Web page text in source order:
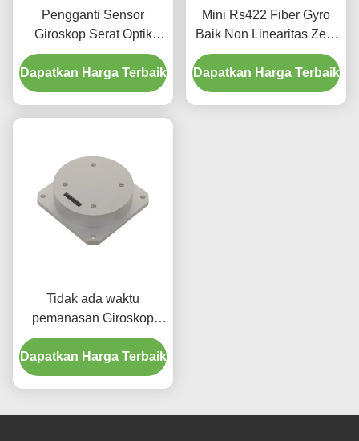
Pengganti Sensor
Giroskop Serat Optik
Terintegrasi Fotoni
Silikon Fizoptika Vg910
Dapatkan Harga Terbaik
Mini Rs422 Fiber Gyro
Baik Non Linearitas Zero
Bias Stabilitas
Dapatkan Harga Terbaik
Tidak ada waktu
pemanasan Giroskop
serat optik dengan
rentang dinamis luas
200g Output Mode RS-
Dapatkan Harga Terbaik